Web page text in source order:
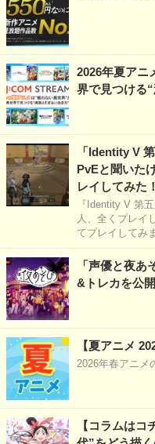
2026年夏アニ
界で見つける
「Identity V
PvEと聞いた
レイしてみた
『Identity V 第
人、全くプレイ
てプレイしてみ
「声優と夜
&トレカを公
【夏アニメ
2026年春アニメ
【コラムは